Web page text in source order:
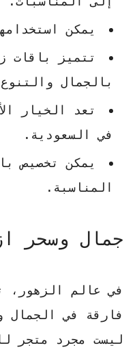
يمكن
تتميز
باقات
بالجمال
تعد الخيار
في السعودية.
يمكن تخصيص
المناسبة.
جمال وسحر
في عالم الزهور،
فارقة في الجمال
ليست مجرد متجر